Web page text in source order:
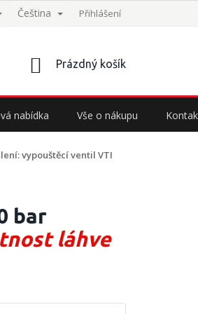
Čeština Přihlášení
NÁKUPNÍ
Prázdný košík
nabídka Vše o nákupu
vypouštěcí ventil VTI
bar
láhve